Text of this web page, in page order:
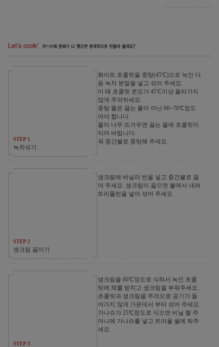
STEP 1
녹차섞기
화이트 초콜릿을 중탕(45℃)으로 녹인 다
음 녹차 분말을 넣고 섞어 주세요.
이 때 초콜릿 온도가 45℃이상 올라가지
않게 주의하세요.
중탕 물은 끓는 물이 아닌 60~70℃정도
여야 합니다.
물이 너무 뜨거우면 끓는 물에 초콜릿이
익어 버립니다.
꼭 중간불로 중탕해 주세요.
STEP 2
생크림 끓이기
생크림에 바닐라 빈을 넣고 중간불로 끓
여 주세요. 생크림이 끓으면 불에서 내려
트리몰린을 넣어 섞어 주세요.
STEP 3
생크림을 60℃정도로 식혀서 녹인 초콜
릿에 체를 받치고 생크림을 부워주세요.
초콜릿과 생크림을 주걱으로 공기가 들
어가지 않게 가운데서 부터 섞어 주세요.
가나슈가 25℃정도로 식으면 비닐 짤 주
머니에 가나슈를 넣고 트러플 쉘에 짜주
세요.